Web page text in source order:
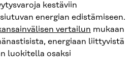
kestäviin
energian edistämiseen.
vertailun mukaan
energiaan liittyvistä
luokitella osaksi